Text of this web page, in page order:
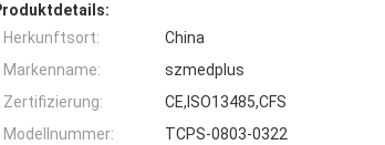
Herkunftsort:
China
Markenname:
szmedplus
Zertifizierung:
CE,ISO13485,CFS
Modellnummer:
TCPS-0803-0322